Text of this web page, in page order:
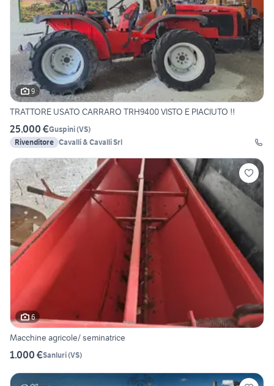
9
TRATTORE USATO CARRARO TRH9400 VISTO E PIACIUTO !!
25.000 €Guspini(VS)
Rivenditore Cavalli & Cavalli Srl
6
Macchine agricole/ seminatrice
1.000 €Sanluri(VS)